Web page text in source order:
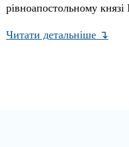
рівноапостольному
Читати детальніше ↴